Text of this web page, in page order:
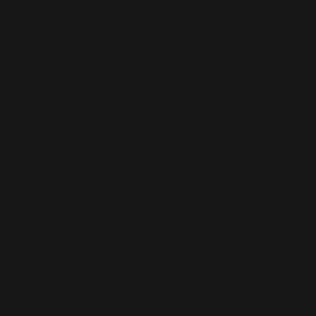
disponible en ligne
pas à contacter notre